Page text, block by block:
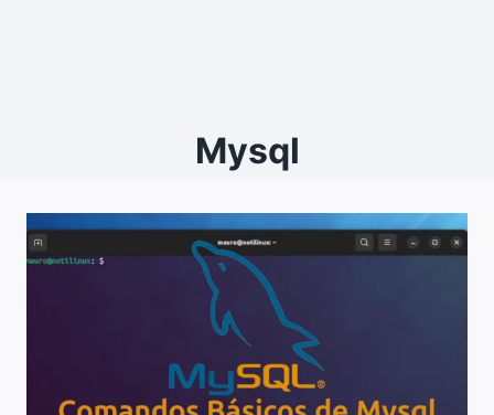
Mysql